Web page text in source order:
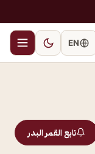
EN
تابع القمر البدر